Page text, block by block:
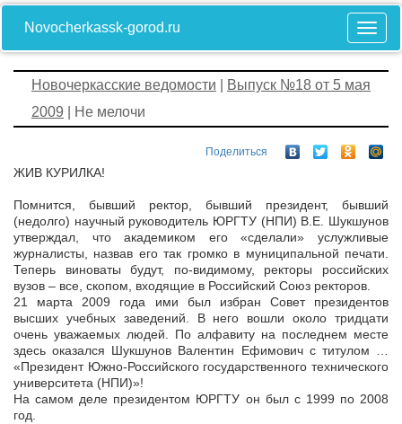
Novocherkassk-gorod.ru
Новочеркасские ведомости
Выпуск №18 от 5 мая
2009 | Не мелочи
Поделиться
ЖИВ КУРИЛКА!
Помнится, бывший ректор, бывший президент, бывший
(недолго) научный руководитель ЮРГТУ (НПИ) В.Е. Шукшунов
утверждал, что академиком его «сделали» услужливые
журналисты, назвав его так громко в муниципальной печати.
Теперь виноваты будут, по-видимому, ректоры российских
вузов – все, скопом, входящие в Российский Союз ректоров.
21 марта 2009 года ими был избран Совет президентов
высших учебных заведений. В него вошли около тридцати
очень уважаемых людей. По алфавиту на последнем месте
здесь оказался Шукшунов Валентин Ефимович с титулом …
«Президент Южно-Российского государственного технического
университета (НПИ)»!
На самом деле президентом ЮРГТУ он был с 1999 по 2008
год.